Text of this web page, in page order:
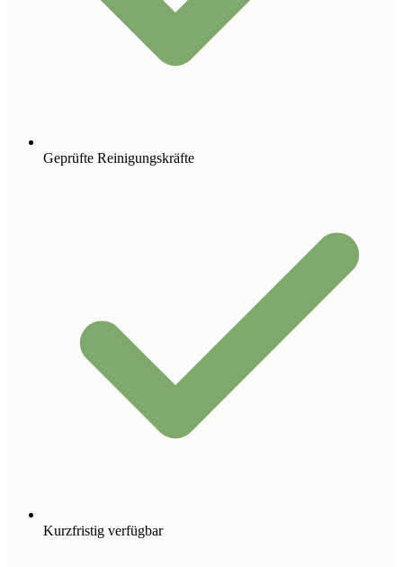
Geprüfte Reinigungskräfte
Kurzfristig verfügbar